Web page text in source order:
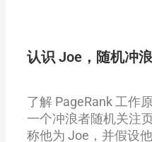
认识 Joe，随机冲
了解 PageRank 工作
一个冲浪者随机关注
称他为 Joe，并假设